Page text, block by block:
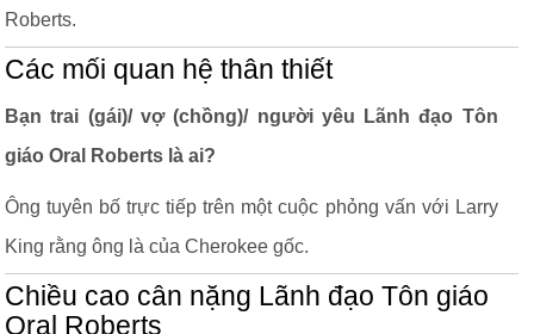
Roberts.
Các mối quan hệ thân thiết
Bạn trai (gái)/ vợ (chồng)/ người yêu Lãnh đạo Tôn
giáo Oral Roberts là ai?
Ông tuyên bố trực tiếp trên một cuộc phỏng vấn với Larry
King rằng ông là của Cherokee gốc.
Chiều cao cân nặng Lãnh đạo Tôn giáo
Oral Roberts